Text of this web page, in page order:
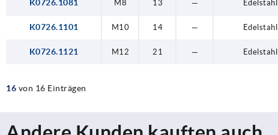
K0726.1081 M8 13 — Edelstahl
K0726.1101 M10 14 — Edelstahl
K0726.1121 M12 21 — Edelstahl
16 von 16 Einträgen